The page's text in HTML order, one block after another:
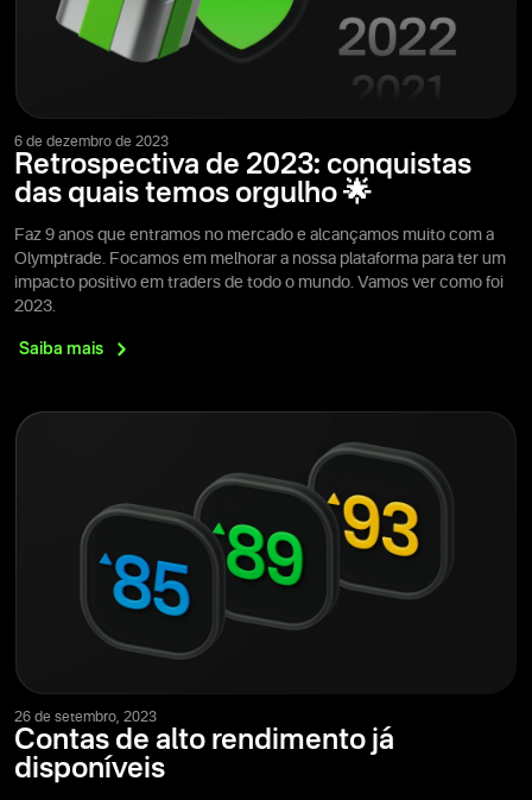
6 de dezembro de 2023
Retrospectiva de 2023: conquistas
das quais temos orgulho 🌟
Faz 9 anos que entramos no mercado e alcançamos muito com a
Olymptrade. Focamos em melhorar a nossa plataforma para ter um
impacto positivo em traders de todo o mundo. Vamos ver como foi
2023.
Saiba mais
26 de setembro, 2023
Contas de alto rendimento já
disponíveis